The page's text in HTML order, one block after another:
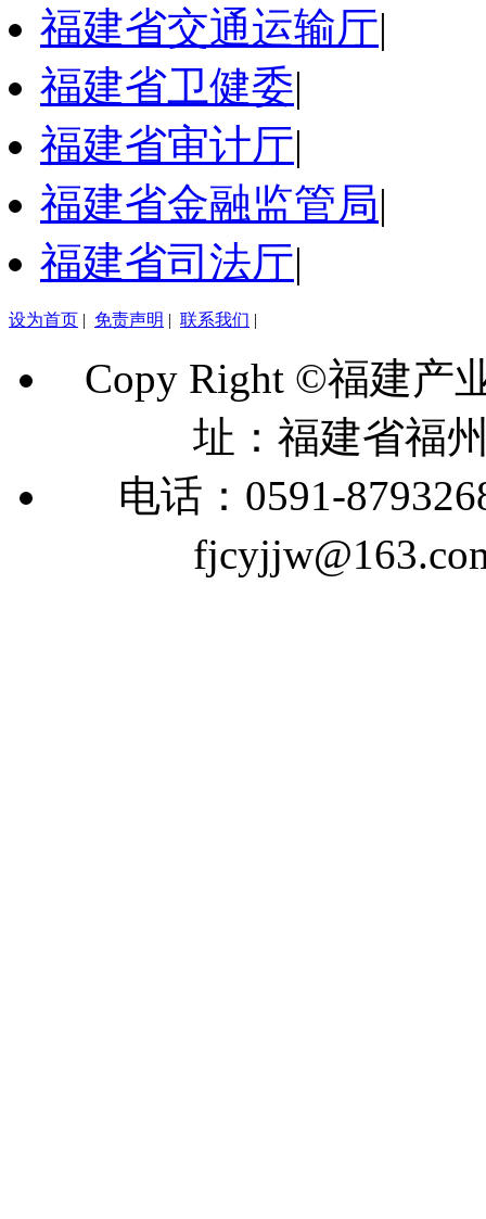
福建省交通运输厅|
福建省卫健委|
福建省审计厅|
福建省金融监管局|
福建省司法厅|
设为首页 | 免责声明 | 联系我们 |
Copy Right ©福建产
址：福建省福
电话：0591-